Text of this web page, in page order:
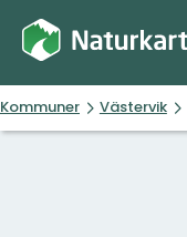
Kommuner Västervik